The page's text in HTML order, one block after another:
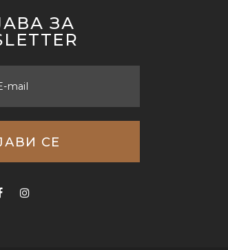
ЗА
mail
СЕ